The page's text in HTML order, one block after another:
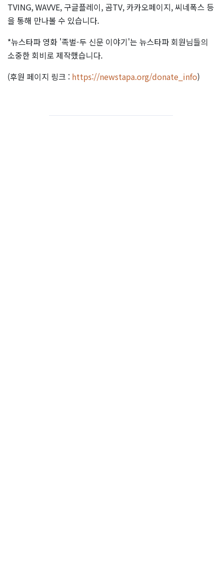
TVING, WAVVE, 구글플레이, 곰TV, 카카오페이지, 씨네폭스 등
을 통해 만나볼 수 있습니다.
*뉴스타파 영화 '족벌-두 신문 이야기'는 뉴스타파 회원님들의
소중한 회비로 제작했습니다.
(후원 페이지 링크 : https://newstapa.org/donate_info)